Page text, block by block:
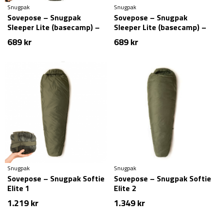
Snugpak
Sovepose – Snugpak
Sleeper Lite (basecamp) –
Grøn
689kr
Snugpak
Sovepose – Snugpak
Sleeper Lite (basecamp) –
Sort
689kr
Snugpak
Sovepose – Snugpak Softie
Elite 1
1.219kr
Snugpak
Sovepose – Snugpak Softie
Elite 2
1.349kr